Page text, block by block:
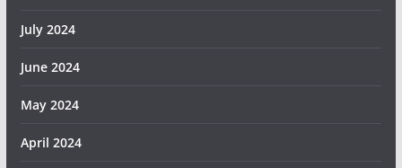
July 2024
June 2024
May 2024
April 2024